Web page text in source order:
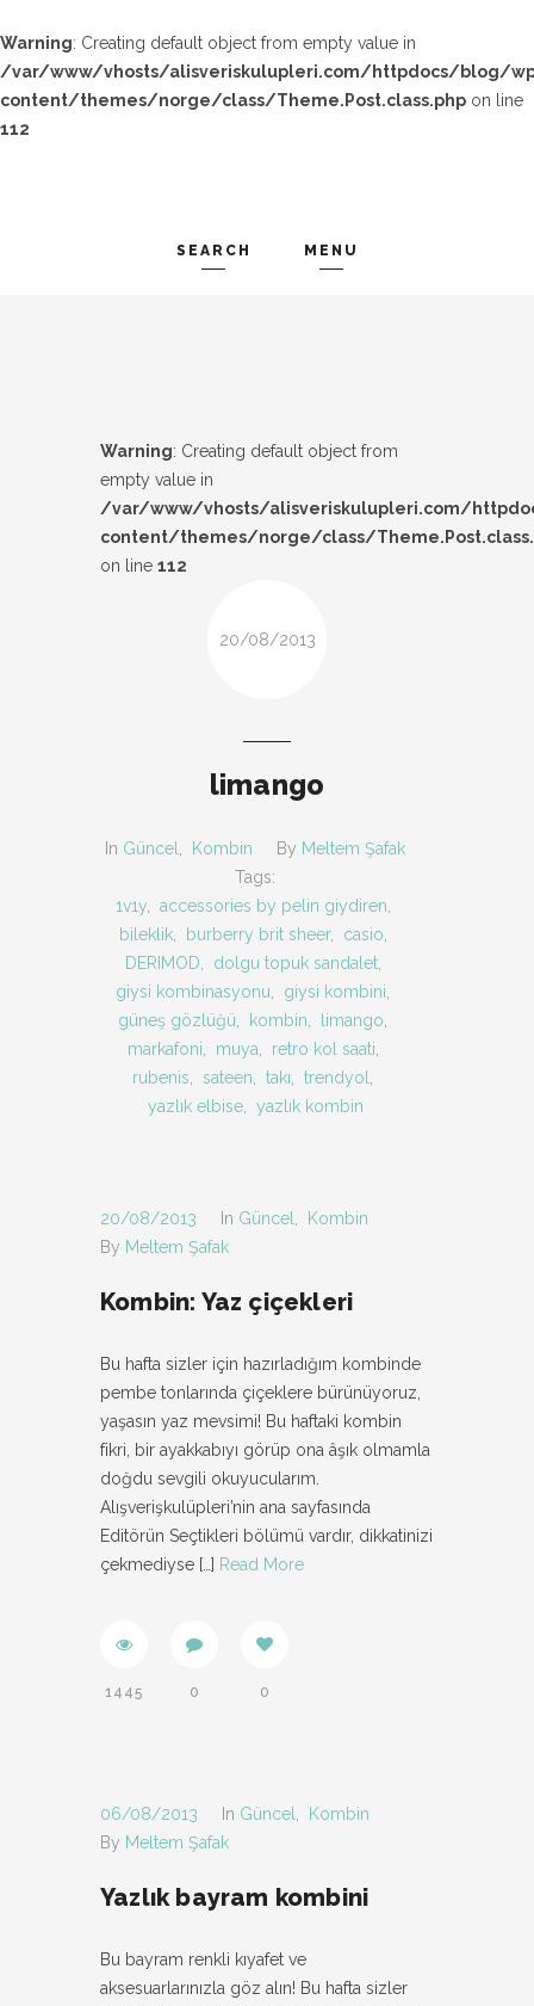
Warning: Creating default object from empty value in
/var/www/vhosts/alisveriskulupleri.com/httpdocs/blog/
content/themes/norge/class/Theme.Post.class.php on line
112
SEARCH MENU
Warning: Creating default object from
empty value in
/var/www/vhosts/alisveriskulupleri.com/
content/themes/norge/class/
on line 112
20/08/2013
limango
In Güncel Kombin By Meltem Şafak
Tags:
1v1y, accessories by pelin giydiren
bileklik, burberry brit sheer, casio
DERIMOD
dolgu topuk sandalet,
giysi kombinasyonu
giysi kombini
güneş gözlüğü
kombin limango
markafoni
muya retro kol saati
rubenis
sateen takı trendyol
yazlık elbise, yazlık kombin
20/08/2013 In Güncel
Kombin
By Meltem Şafak
Kombin: Yaz çiçekleri
Bu hafta sizler için hazırladığım kombinde
pembe tonlarında çiçeklere bürünüyoruz,
yaşasın yaz mevsimi! Bu haftaki kombin
fikri, bir ayakkabıyı görüp ona âşık olmamla
doğdu sevgili okuyucularım.
Alışverişkulüpleri’nin ana sayfasında
Editörün Seçtikleri bölümü vardır, dikkatinizi
çekmediyse […] Read More
1445 0 0
06/08/2013 In Güncel
Kombin
By Meltem Şafak
Yazlık bayram kombini
Bu bayram renkli kıyafet ve
aksesuarlarınızla göz alın! Bu hafta sizler